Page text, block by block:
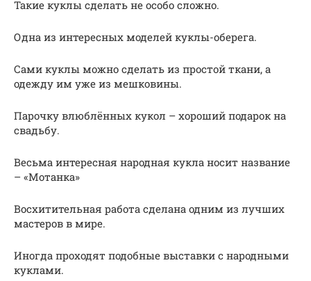
Такие куклы сделать не особо сложно.
Одна из интересных моделей куклы-оберега.
Сами куклы можно сделать из простой ткани, а
одежду им уже из мешковины.
Парочку влюблённых кукол – хороший подарок на
свадьбу.
Весьма интересная народная кукла носит название
– «Мотанка»
Восхитительная работа сделана одним из лучших
мастеров в мире.
Иногда проходят подобные выставки с народными
куклами.